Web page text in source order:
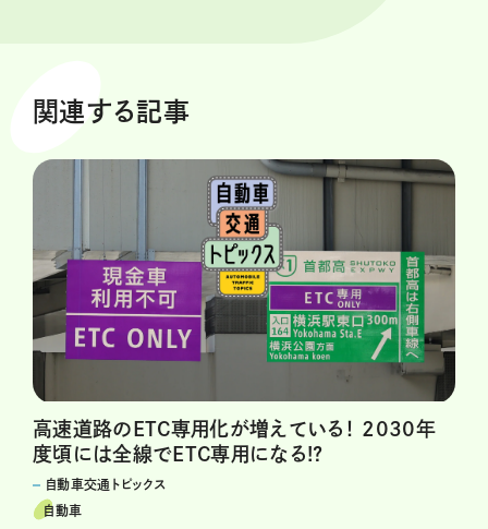
関連する記事
高速道路のETC専用化が増えている！ 2030年
度頃には全線でETC専用になる!?
自動車交通トピックス
自動車